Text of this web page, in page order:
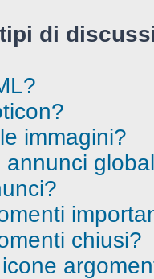
di
immagini?
chiusi?